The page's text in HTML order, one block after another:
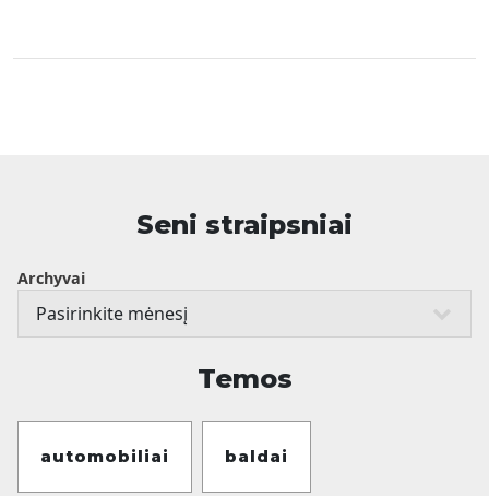
Seni straipsniai
Archyvai
Temos
automobiliai baldai